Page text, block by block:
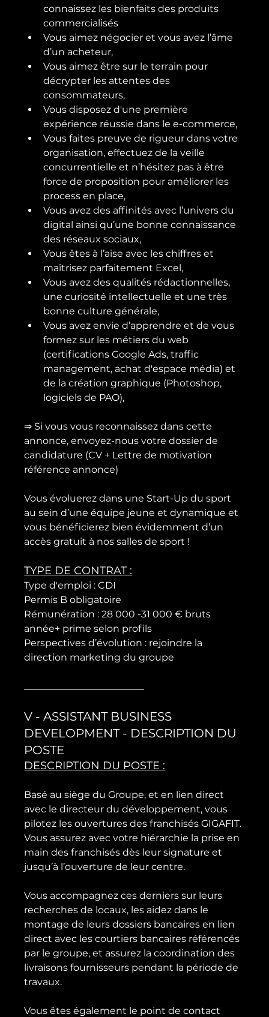
connaissez les bienfaits des produits
commercialisés
Vous aimez négocier et vous avez l’âme
d’un acheteur,
Vous aimez être sur le terrain pour
décrypter les attentes des
consommateurs,
Vous disposez d'une première
expérience réussie dans le e-commerce,
Vous faites preuve de rigueur dans votre
organisation, effectuez de la veille
concurrentielle et n’hésitez pas à être
force de proposition pour améliorer les
process en place,
Vous avez des affinités avec l’univers du
digital ainsi qu’une bonne connaissance
des réseaux sociaux,
Vous êtes à l’aise avec les chiffres et
maîtrisez parfaitement Excel,
Vous avez des qualités rédactionnelles,
une curiosité intellectuelle et une très
bonne culture générale,
Vous avez envie d’apprendre et de vous
formez sur les métiers du web
(certifications Google Ads, traffic
management, achat d'espace média) et
de la création graphique (Photoshop,
logiciels de PAO),
⇒ Si vous vous reconnaissez dans cette
annonce, envoyez-nous votre dossier de
candidature (CV + Lettre de motivation
référence annonce)
Vous évoluerez dans une Start-Up du sport
au sein d’une équipe jeune et dynamique et
vous bénéficierez bien évidemment d’un
TYPE DE CONTRAT :
Type d'emploi : CDI
Permis B obligatoire
Rémunération : 28 000 -31 000 € bruts
année+ prime selon profils
Perspectives d’évolution : rejoindre la
direction marketing du groupe
V - ASSISTANT BUSINESS
DEVELOPMENT - DESCRIPTION DU
POSTE
DESCRIPTION DU POSTE :
Basé au siège du Groupe, et en lien direct
avec le directeur du développement, vous
pilotez les ouvertures des franchisés GIGAFIT.
Vous assurez avec votre hiérarchie la prise en
main des franchisés dès leur signature et
jusqu’à l’ouverture de leur centre.
Vous accompagnez ces derniers sur leurs
recherches de locaux, les aidez dans le
montage de leurs dossiers bancaires en lien
direct avec les courtiers bancaires référencés
par le groupe, et assurez la coordination des
livraisons fournisseurs pendant la période de
travaux.
Vous êtes également le point de contact